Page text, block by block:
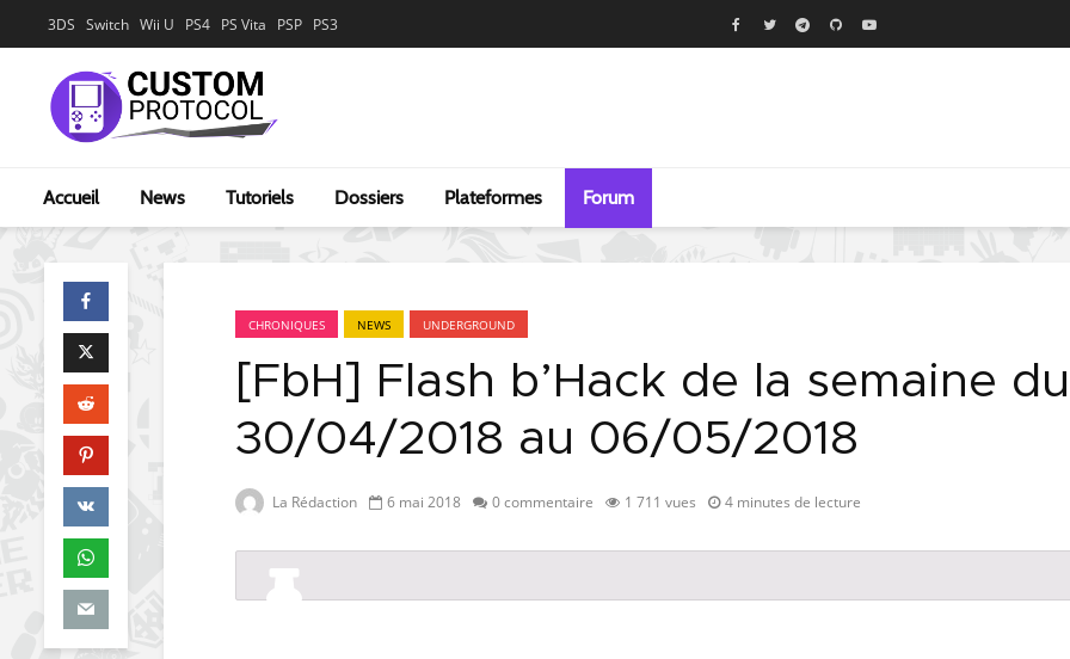
3DS Switch Wii U PS4 PS Vita PSP PS3
Accueil News Tutoriels Dossiers Plateformes Forum
CHRONIQUES NEWS UNDERGROUND
[FbH] Flash b’Hack de la semaine du
30/04/2018 au 06/05/2018
La Rédaction 6 mai 2018 0 commentaire 1 711 vues 4 minutes de lecture